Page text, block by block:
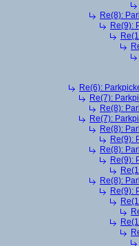
Re(8):
Re(9):
Re(6):
Re(7):
Re(8):
Re(7):
Re(8):
Re(9):
Re(8):
Re(9):
Re(8):
Re(9):